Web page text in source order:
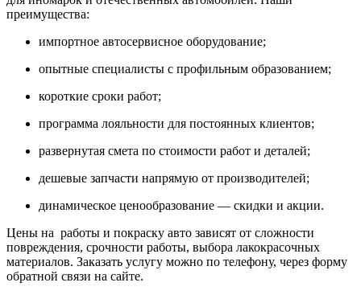
преимущества:
импортное автосервисное оборудование;
опытные специалисты с профильным образованием;
короткие сроки работ;
программа лояльности для постоянных клиентов;
развернутая смета по стоимости работ и деталей;
дешевые запчасти напрямую от производителей;
динамическое ценообразование — скидки и акции.
Цены на работы и покраску авто зависят от сложности
повреждения, срочности работы, выбора лакокрасочных
материалов. Заказать услугу можно по телефону, через форму
обратной связи на сайте.